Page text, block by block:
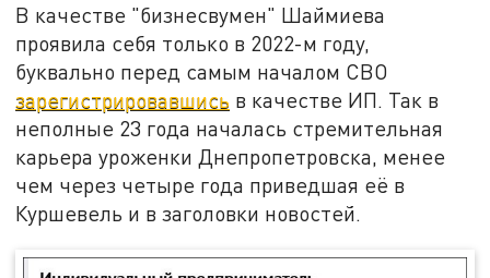
В качестве "бизнесвумен" Шаймиева
проявила себя только в 2022-м году,
буквально перед самым началом СВО
зарегистрировавшись в качестве ИП. Так в
неполные 23 года началась стремительная
карьера уроженки Днепропетровска, менее
чем через четыре года приведшая её в
Куршевель и в заголовки новостей.